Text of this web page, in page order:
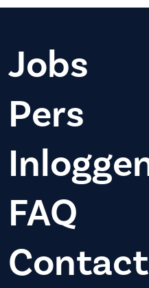
Jobs
Pers
FAQ
Contact